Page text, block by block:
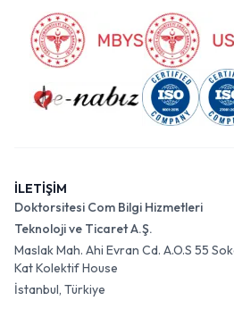
İLETİŞİM
Doktorsitesi Com Bilgi Hizmetleri
Teknoloji ve Ticaret A.Ş.
Maslak Mah. Ahi Evran Cd. A.O.S 55
Kat Kolektif House
İstanbul, Türkiye